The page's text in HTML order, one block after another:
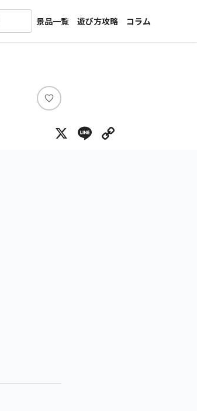
景品一覧
新着景品
メーカー一覧
遊び方攻略
コラム
インタビュー
い
ね
X Line